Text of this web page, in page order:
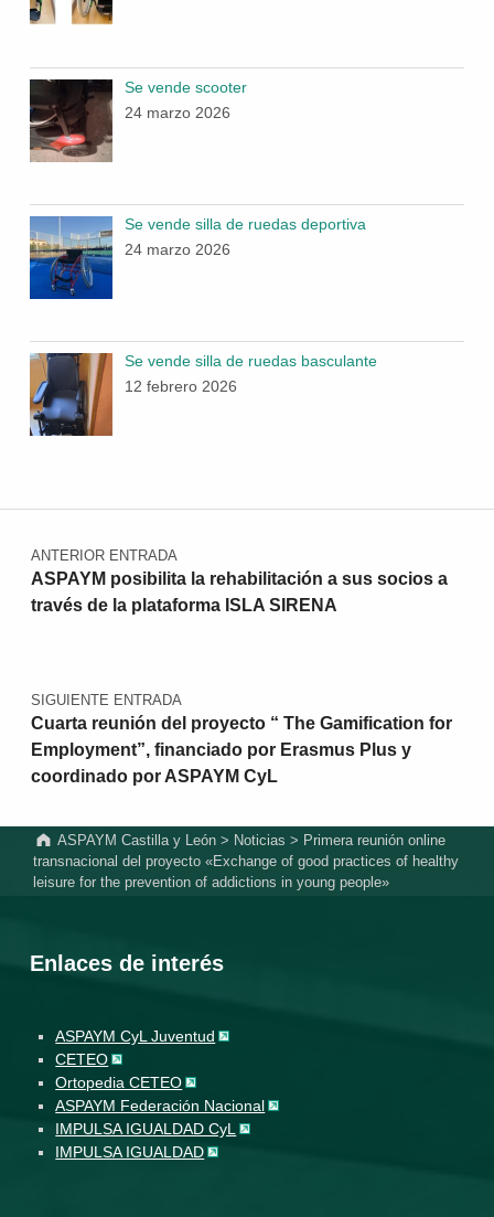
Se vende scooter
24 marzo 2026
Se vende silla de ruedas deportiva
24 marzo 2026
Se vende silla de ruedas basculante
12 febrero 2026
Navegación de entradas
ANTERIOR ENTRADA
ASPAYM posibilita la rehabilitación a sus socios a
través de la plataforma ISLA SIRENA
SIGUIENTE ENTRADA
Cuarta reunión del proyecto “ The Gamification for
Employment”, financiado por Erasmus Plus y
coordinado por ASPAYM CyL
ASPAYM Castilla y León > Noticias > Primera reunión online
transnacional del proyecto «Exchange of good practices of healthy
leisure for the prevention of addictions in young people»
Enlaces de interés
ASPAYM CyL Juventud
CETEO
Ortopedia CETEO
ASPAYM Federación Nacional
IMPULSA IGUALDAD CyL
IMPULSA IGUALDAD